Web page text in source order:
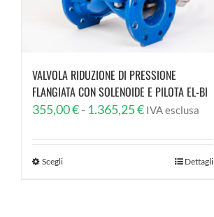
VALVOLA RIDUZIONE DI PRESSIONE
FLANGIATA CON SOLENOIDE E PILOTA EL-BI
355,00€- 1.365,25€Fascia
IVA esclusa
Scegli Dettagli